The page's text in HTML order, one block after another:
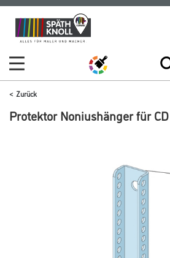
Zum
Inhalt
Zum
Navigationsmenü
Zurück
Protektor Noniushänger für